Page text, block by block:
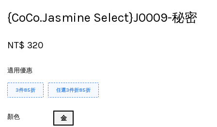
{CoCo.Jasmine Select}J0009-秘密
NT$ 320
適用優惠
3件85折 任選3件折85折
顏色 金